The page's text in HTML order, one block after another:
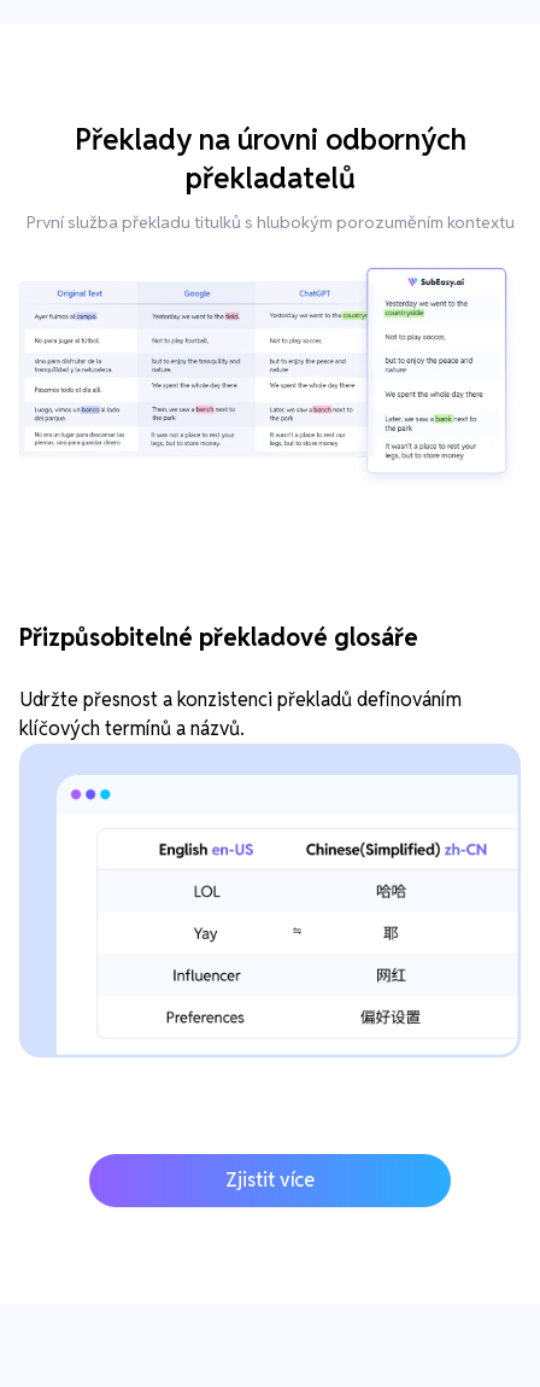
Překlady na úrovni odborných
překladatelů
První služba překladu titulků s hlubokým porozuměním kontextu
Přizpůsobitelné překladové glosáře
Udržte přesnost a konzistenci překladů definováním
klíčových termínů a názvů.
Zjistit více